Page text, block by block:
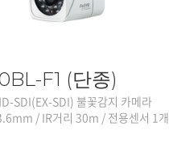
F1 (단종)
SDI(EX-SDI) 불꽃감지 카메라
/ IR거리 30m / 전용센서 1개